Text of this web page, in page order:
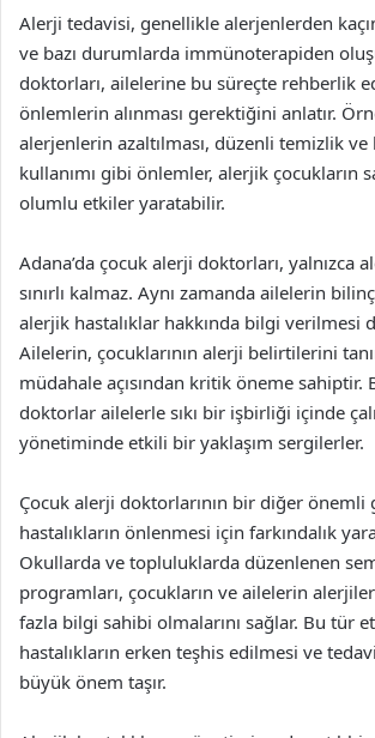
Alerji tedavisi, genellikle alerjenlerden
ve bazı durumlarda immünoterapiden
doktorları, ailelerine bu süreçte rehberlik
önlemlerin alınması gerektiğini anlatır.
alerjenlerin azaltılması, düzenli temizlik
kullanımı gibi önlemler, alerjik çocukların
olumlu etkiler yaratabilir.
Adana’da çocuk alerji doktorları, yalnızca
sınırlı kalmaz. Aynı zamanda ailelerin
alerjik hastalıklar hakkında bilgi verilmesi
Ailelerin, çocuklarının alerji belirtilerini
müdahale açısından kritik öneme sahiptir.
doktorlar ailelerle sıkı bir işbirliği içinde
yönetiminde etkili bir yaklaşım sergilerler.
Çocuk alerji doktorlarının bir diğer önemli
hastalıkların önlenmesi için farkındalık
Okullarda ve topluluklarda düzenlenen
programları, çocukların ve ailelerin
fazla bilgi sahibi olmalarını sağlar. Bu tür
hastalıkların erken teşhis edilmesi ve
büyük önem taşır.